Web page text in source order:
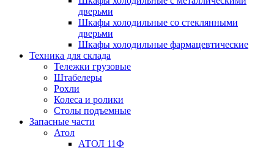
дверьми
Шкафы холодильные со стеклянными
дверьми
Шкафы холодильные фармацевтические
Техника для склада
Тележки грузовые
Штабелеры
Рохли
Колеса и ролики
Столы подъемные
Запасные части
Атол
АТОЛ 11Ф